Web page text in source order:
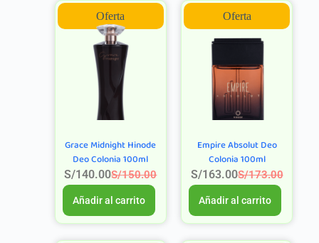
Oferta
Grace Midnight Hinode
Deo Colonia 100ml
S/150.00
S/140.00
Añadir al carrito
Oferta
Empire Absolut Deo
Colonia 100ml
S/173.00
S/163.00
Añadir al carrito